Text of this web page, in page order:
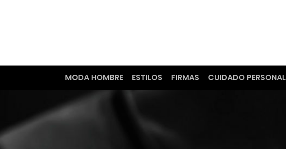
MODA HOMBRE ESTILOS FIRMAS CUIDADO PERSONAL